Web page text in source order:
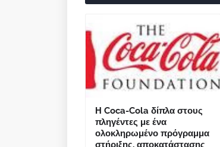
Η Coca-Cola δίπλα στους
πληγέντες με ένα
ολοκληρωμένο πρόγραμμα
στήριξης, αποκατάστασης